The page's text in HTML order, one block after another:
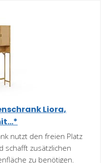
Liora,
nutzt den freien Platz
schafft zusätzlichen
zu benötigen.